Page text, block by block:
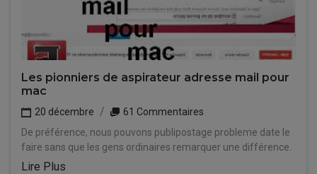
Les pionniers de aspirateur adresse mail pour
mac
20 décembre
61 Commentaires
De préférence, nous pouvons publipostage probleme date le
faire sans que les gens ordinaires remarquer une différence.
Lire Plus